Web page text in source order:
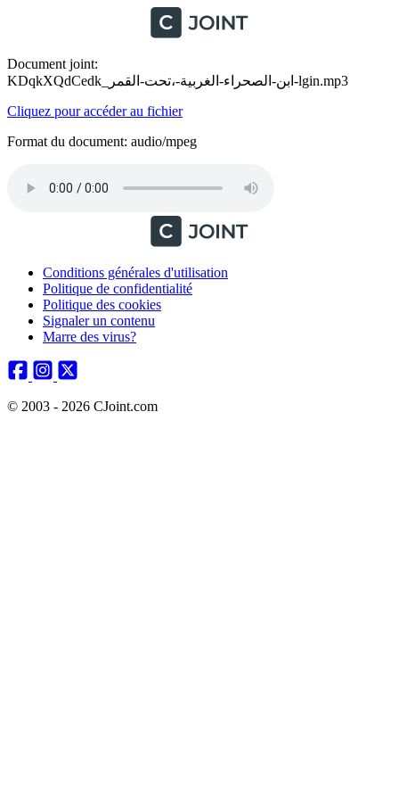
Document joint:
KDqkXQdCedk_ابن-الصحراء-الغربية-،تحت-القمر-lgin.mp3
Cliquez pour accéder au fichier
Format du document: audio/mpeg
Conditions générales d'utilisation
Politique de confidentialité
Politique des cookies
Signaler un contenu
Marre des virus?
© 2003 - 2026 CJoint.com